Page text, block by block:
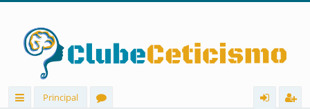
Principal